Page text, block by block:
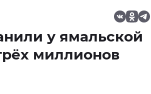
у ямальской
миллионов